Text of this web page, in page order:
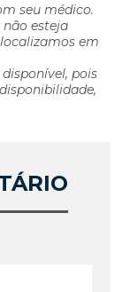
seu médico.
não esteja
em
pois